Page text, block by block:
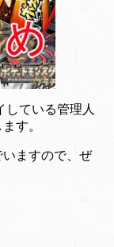
している管理人
す。
ますので、ぜ